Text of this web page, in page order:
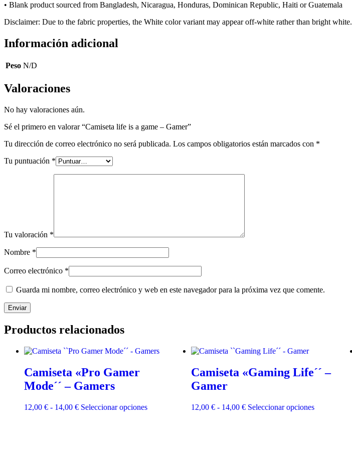
• Blank product sourced from Bangladesh, Nicaragua, Honduras, Dominican Republic, Haiti or Guatemala
Disclaimer: Due to the fabric properties, the White color variant may appear off-white rather than bright white.
Información adicional
Peso N/D
Valoraciones
No hay valoraciones aún.
Sé el primero en valorar “Camiseta life is a game – Gamer”
Tu dirección de correo electrónico no será publicada. Los campos obligatorios están marcados con *
Tu puntuación *
Tu valoración *
Nombre *
Correo electrónico *
Guarda mi nombre, correo electrónico y web en este navegador para la próxima vez que comente.
Productos relacionados
Camiseta «Pro Gamer
Mode´´ – Gamers
12,00 € - 14,00 €Rango
Seleccionar opcionesEste
Camiseta «Gaming Life´´ –
Gamer
12,00 € - 14,00 €Rango
Seleccionar opcionesEste